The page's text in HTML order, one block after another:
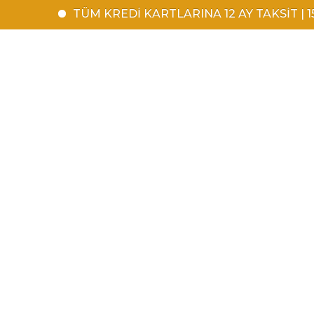
TÜM KREDİ KARTLARINA 12 AY TAKSİT | 1500